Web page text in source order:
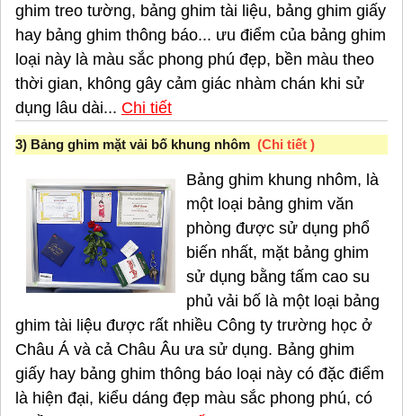
ghim treo tường, bảng ghim tài liệu, bảng ghim giấy
hay bảng ghim thông báo... ưu điểm của bảng ghim
loại này là màu sắc phong phú đẹp, bền màu theo
thời gian, không gây cảm giác nhàm chán khi sử
dụng lâu dài... Chi tiết
3) Bảng ghim mặt vải bố khung nhôm (Chi tiết )
Bảng ghim khung nhôm, là
một loại bảng ghim văn
phòng được sử dụng phổ
biến nhất, mặt bảng ghim
sử dụng bằng tấm cao su
phủ vải bố là một loại bảng
ghim tài liệu được rất nhiều Công ty trường học ở
Châu Á và cả Châu Âu ưa sử dụng. Bảng ghim
giấy hay bảng ghim thông báo loại này có đặc điểm
là hiện đại, kiểu dáng đẹp màu sắc phong phú, có